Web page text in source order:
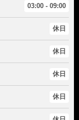
03:00 - 09:00
休日
休日
休日
休日